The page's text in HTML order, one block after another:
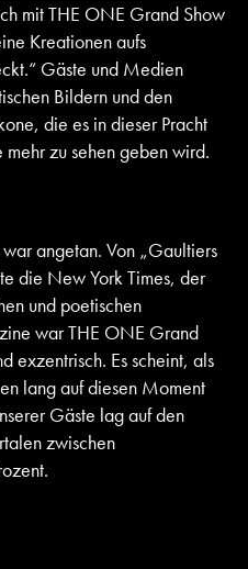
mitTHE ONE Grand Show
Kreationen aufs
Gäste und Medien
Bildern und den
die es in dieser Pracht
mehr zu sehen geben wird.
angetan. Von „Gaultiers
die New York Times, der
und poetischen
war THE ONE Grand
exzentrisch. Es scheint, als
lang auf diesen Moment
Gäste lag auf den
zwischen